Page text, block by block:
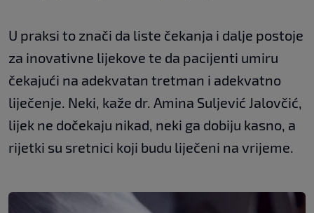
U praksi to znači da liste čekanja i dalje postoje
za inovativne lijekove te da pacijenti umiru
čekajući na adekvatan tretman i adekvatno
liječenje. Neki, kaže dr. Amina Suljević Jalovčić,
lijek ne dočekaju nikad, neki ga dobiju kasno, a
rijetki su sretnici koji budu liječeni na vrijeme.